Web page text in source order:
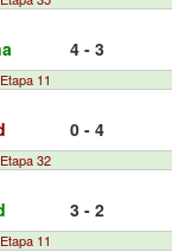
4 - 3
11
0 - 4
32
3 - 2
11